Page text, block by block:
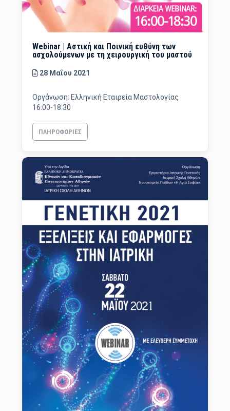
Webinar | Aστική και Ποινική ευθύνη των
ασχολούμενων με τη χειρουργική του μαστού
28 Μαΐου 2021
Οργάνωση: Ελληνική Εταιρεία Μαστολογίας
16:00-18:30
ΠΛΗΡΟΦΟΡΊΕΣ